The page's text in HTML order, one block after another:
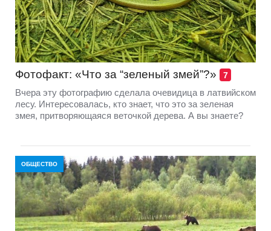
Фотофакт: «Что за “зеленый змей”?» 7
Вчера эту фотографию сделала очевидица в латвийском
лесу. Интересовалась, кто знает, что это за зеленая
змея, притворяющаяся веточкой дерева. А вы знаете?
ОБЩЕСТВО